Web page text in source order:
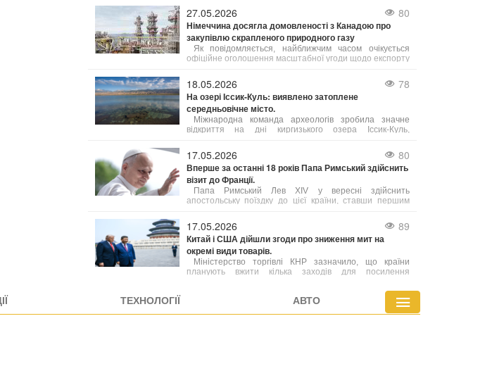
27.05.2026 80
Німеччина досягла домовленості з Канадою про
закупівлю скрапленого природного газу
Як повідомляється, найближчим часом очікується
офіційне оголошення масштабної угоди щодо експорту
18.05.2026 78
На озері Іссик-Куль: виявлено затоплене
середньовічне місто.
Міжнародна команда археологів зробила значне
відкриття на дні киргизького озера Іссик-Куль,
яку автори вже назвали однією з найважливіших за
останні роки, порівнюють за своєю значущістю з
легендарною Атлантидою.
17.05.2026 80
Вперше за останні 18 років Папа Римський здійснить
візит до Франції.
Папа Римський Лев XIV у вересні здійснить
апостольську поїздку до цієї країни, ставши першим
17.05.2026 89
Китай і США дійшли згоди про зниження мит на
окремі види товарів.
Міністерство торгівлі КНР зазначило, що країни
планують вжити кілька заходів для посилення
ТЕХНОЛОГІЇ АВТО